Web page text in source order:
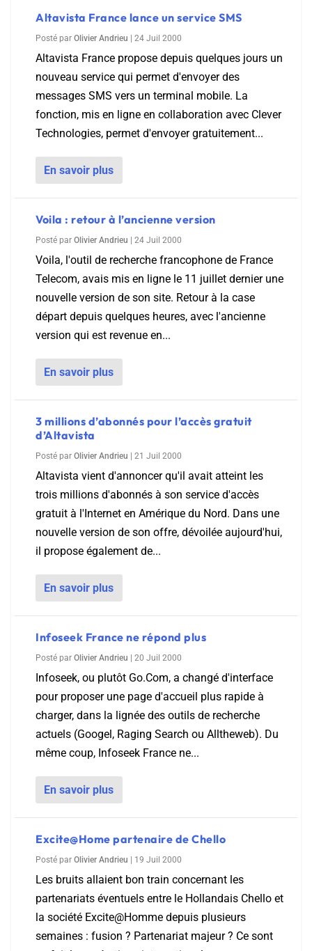
Altavista France lance un service SMS
Posté par Olivier Andrieu 24 Juil 2000
Altavista France propose depuis quelques jours un
nouveau service qui permet d'envoyer des
messages SMS vers un terminal mobile. La
fonction, mis en ligne en collaboration avec Clever
Technologies, permet d'envoyer gratuitement...
En savoir plus
Voila : retour à l’ancienne version
Posté par Olivier Andrieu 24 Juil 2000
Voila, l'outil de recherche francophone de France
Telecom, avais mis en ligne le 11 juillet dernier une
nouvelle version de son site. Retour à la case
départ depuis quelques heures, avec l'ancienne
version qui est revenue en...
En savoir plus
3 millions d’abonnés pour l’accès gratuit
d’Altavista
Posté par Olivier Andrieu 21 Juil 2000
Altavista vient d'annoncer qu'il avait atteint les
trois millions d'abonnés à son service d'accès
gratuit à l'Internet en Amérique du Nord. Dans une
nouvelle version de son offre, dévoilée aujourd'hui,
il propose également de...
En savoir plus
Infoseek France ne répond plus
Posté par Olivier Andrieu 20 Juil 2000
Infoseek, ou plutôt Go.Com, a changé d'interface
pour proposer une page d'accueil plus rapide à
charger, dans la lignée des outils de recherche
actuels (Googel, Raging Search ou Alltheweb). Du
même coup, Infoseek France ne...
En savoir plus
Excite@Home partenaire de Chello
Posté par Olivier Andrieu 19 Juil 2000
Les bruits allaient bon train concernant les
partenariats éventuels entre le Hollandais Chello et
la société Excite@Homme depuis plusieurs
semaines : fusion ? Partenariat majeur ? Ce sont